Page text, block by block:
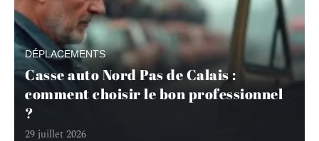
DÉPLACEMENTS
Casse auto Nord Pas de Calais :
comment choisir le bon professionnel
?
29 juillet 2026